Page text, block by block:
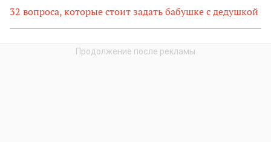
32 вопроса, которые стоит задать бабушке с дедушкой